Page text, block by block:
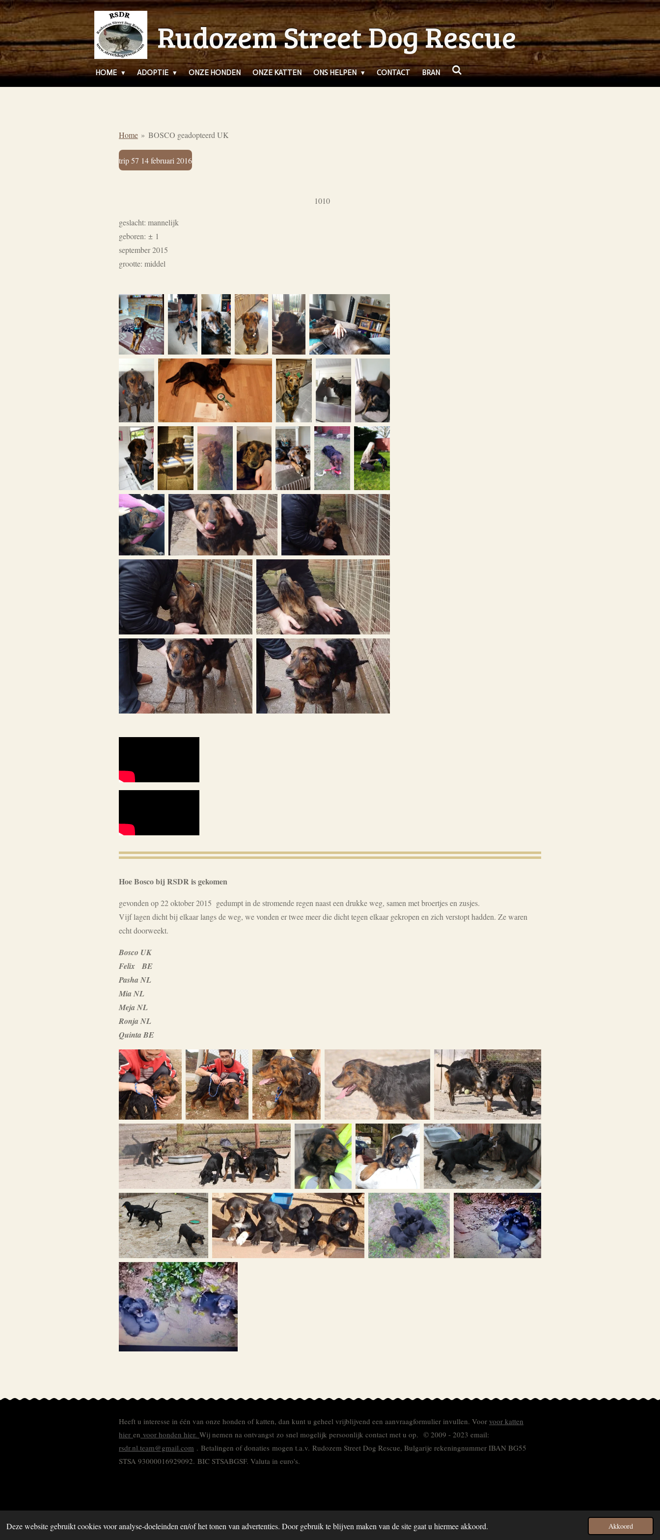
Deze website gebruikt cookies voor analyse-doeleinden en/of het tonen van advertenties. Door gebruik te blijven maken van de site gaat u hiermee akkoord. Akkoord
Ga
direct
naar
de
hoofdinhoud
Rudozem Street Dog Rescue
HOME ADOPTIE ONZE HONDEN ONZE KATTEN ONS HELPEN CONTACT BRAN
Home » BOSCO geadopteerd UK
trip 57 14 februari 2016
1010
geslacht: mannelijk
geboren: ± 1
september 2015
grootte: middel
Hoe Bosco bij RSDR is gekomen
gevonden op 22 oktober 2015 gedumpt in de stromende regen naast een drukke weg, samen met broertjes en zusjes.
Vijf lagen dicht bij elkaar langs de weg, we vonden er twee meer die dicht tegen elkaar gekropen en zich verstopt hadden. Ze waren
echt doorweekt.
Bosco UK
Felix BE
Pasha NL
Mia NL
Meja NL
Ronja NL
Quinta BE
Heeft u interesse in één van onze honden of katten, dan kunt u geheel vrijblijvend een aanvraagformulier invullen. Voor voor katten
hier en voor honden hier. Wij nemen na ontvangst zo snel mogelijk persoonlijk contact met u op. © 2009 - 2023 email:
rsdr.nl.team@gmail.com . Betalingen of donaties mogen t.a.v. Rudozem Street Dog Rescue, Bulgarije rekeningnummer IBAN BG55
STSA 93000016929092. BIC STSABGSF. Valuta in euro's.